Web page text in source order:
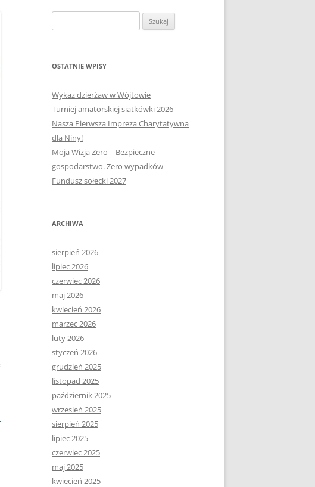
E-MAPA BARCZEWA
SOŁECTWO NIKIELKOWO
OSTATNIE WPISY
Wykaz dzierżaw w Wójtowie
Turniej amatorskiej siatkówki 2026
Nasza Pierwsza Impreza Charytatywna
dla Niny!
Moja Wizja Zero – Bezpieczne
gospodarstwo. Zero wypadków
Fundusz sołecki 2027
ARCHIWA
sierpień 2026
lipiec 2026
czerwiec 2026
maj 2026
kwiecień 2026
marzec 2026
luty 2026
styczeń 2026
grudzień 2025
listopad 2025
październik 2025
wrzesień 2025
sierpień 2025
lipiec 2025
czerwiec 2025
maj 2025
kwiecień 2025